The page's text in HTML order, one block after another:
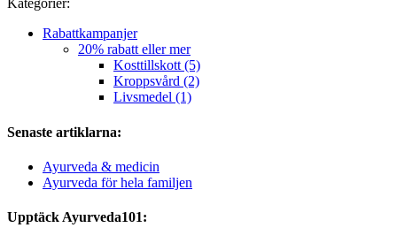
Kategorier:
Rabattkampanjer
20% rabatt eller mer
Kosttillskott (5)
Kroppsvård (2)
Livsmedel (1)
Senaste artiklarna:
Ayurveda & medicin
Ayurveda för hela familjen
Upptäck Ayurveda101: